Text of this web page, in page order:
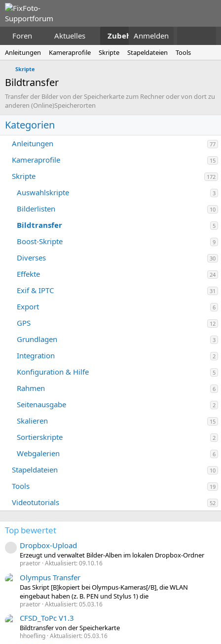
Foren Aktuelles ZubehörAnmelden
Anleitungen Kameraprofile Skripte Stapeldateien Tools
Skripte
Bildtransfer
Transfer der Bilder von der Speicherkarte zum Rechner oder von dort zu
anderen (Online)Speicherorten
Kategorien
Anleitungen 77
Kameraprofile 15
Skripte 172
Auswahlskripte 3
Bilderlisten 10
Bildtransfer 5
Boost-Skripte 9
Diverses 30
Effekte 24
Exif & IPTC 31
Export 6
GPS 12
Grundlagen 3
Integration 2
Konfiguration & Hilfe 5
Rahmen 6
Seitenausgabe 2
Skalieren 15
Sortierskripte 2
Webgalerien 6
Stapeldateien 10
Tools 19
Videotutorials 52
Top bewertet
Ressourcen-Icon
Dropbox-Upload
Erzeugt und verwaltet Bilder-Alben im lokalen Dropbox-Ordner
praetor Aktualisiert:09.10.16
Olympus Transfer
Das Skript [B]kopiert bei Olympus-Kameras[/B], die WLAN
eingebaut haben (z. B. PEN und Stylus 1) die
praetor Aktualisiert:05.03.16
CFSD_ToPc V1.3
Bildtransfer von der Speicherkarte
hhoefling Aktualisiert:05.03.16